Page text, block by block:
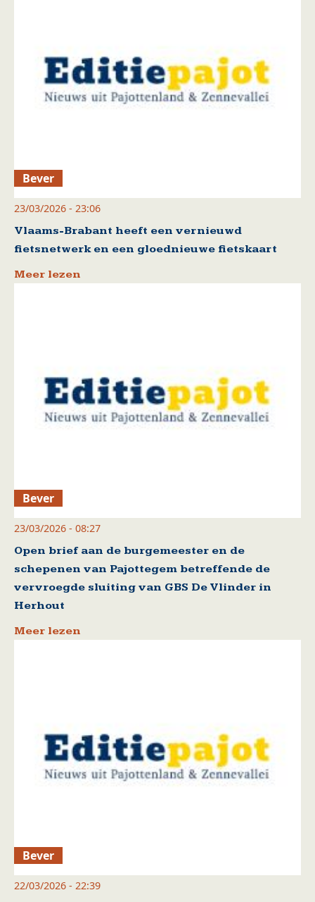
Bever
23/03/2026 - 23:06
Vlaams-Brabant heeft een vernieuwd
fietsnetwerk en een gloednieuwe fietskaart
Meer lezen
Bever
23/03/2026 - 08:27
Open brief aan de burgemeester en de
schepenen van Pajottegem betreffende de
vervroegde sluiting van GBS De Vlinder in
Herhout
Meer lezen
Bever
22/03/2026 - 22:39